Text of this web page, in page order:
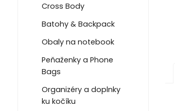
Cross Body
Batohy & Backpack
Obaly na notebook
Peňaženky a Phone
Bags
Organizéry a doplnky
ku kočíku